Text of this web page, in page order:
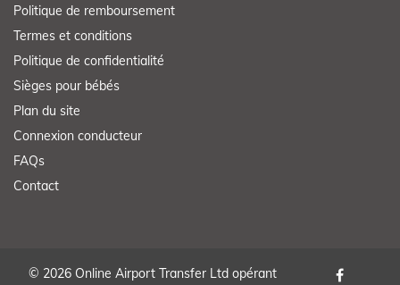
Politique de remboursement
Termes et conditions
Politique de confidentialité
Sièges pour bébés
Plan du site
Connexion conducteur
FAQs
Contact
© 2026 Online Airport Transfer Ltd opérant